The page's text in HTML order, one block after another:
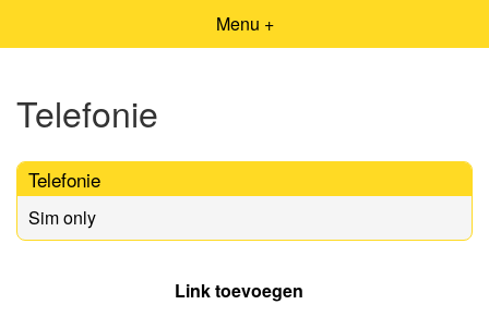
Menu +
Telefonie
Telefonie
Sim only
Link toevoegen